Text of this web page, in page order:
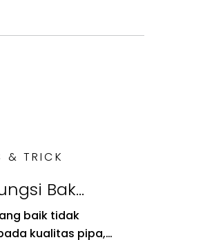
& TRICK
Bak
baik tidak
kualitas pipa,